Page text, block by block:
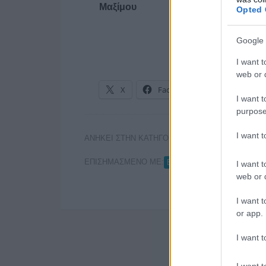
Opted
Google
I want
web or
I want
I want
I want
web or
I want
or app.
I want
Μαξίμου
X Facebook
ΑΝΗΚΕΙ ΣΤΗΝ ΚΑΤΗΓΟΡΙΑ: ΕΦΗΜΕΡΙΔΕΣ
ΕΠΙΣΗΜΑΣΜΕΝΟ ΜΕ: ΒΑΓΓΕΛΗΣ ΤΡΙΑΝΤΗΣ ,